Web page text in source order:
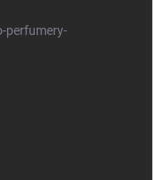
perfumery-